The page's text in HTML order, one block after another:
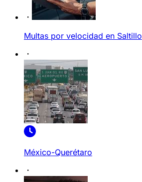
Multas por velocidad en Saltillo
México-Querétaro